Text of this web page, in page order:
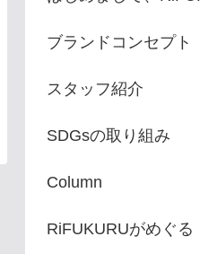
ブランドコンセプト
スタッフ紹介
SDGsの取り組み
Column
RiFUKURUがめぐ